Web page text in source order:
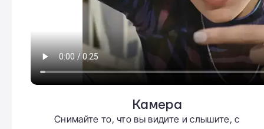
Камера
Снимайте то, что вы видите и слышите, с